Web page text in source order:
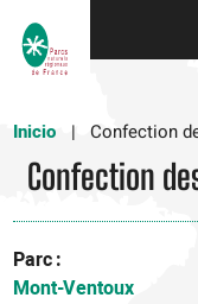
Inicio
Confection
Confection
Parc
Mont-Ventoux